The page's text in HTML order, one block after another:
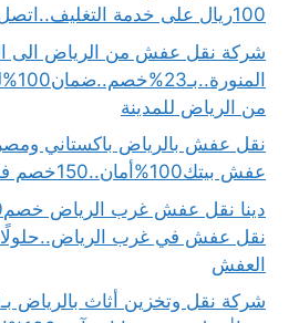
100ريال على خدمة التغليف..اتصل بنا
شركة نقل عفش من الرياض الى
من الرياض للمدينة
نقل عفش بالرياض باكستاني
عفش بيتك100%أمان..150خصم فوري
العفش